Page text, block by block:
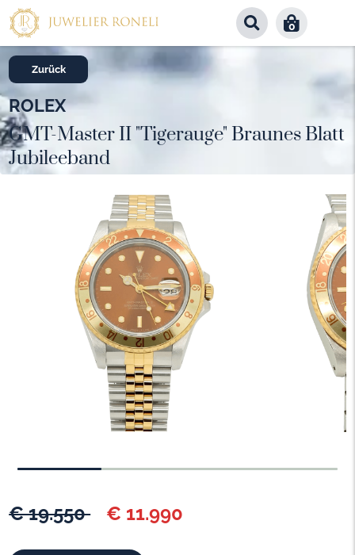
0
Zurück
€ 19.550 € 11.990
ROLEX
GMT-Master II "Tigerauge" Braunes Blatt
Jubileeband